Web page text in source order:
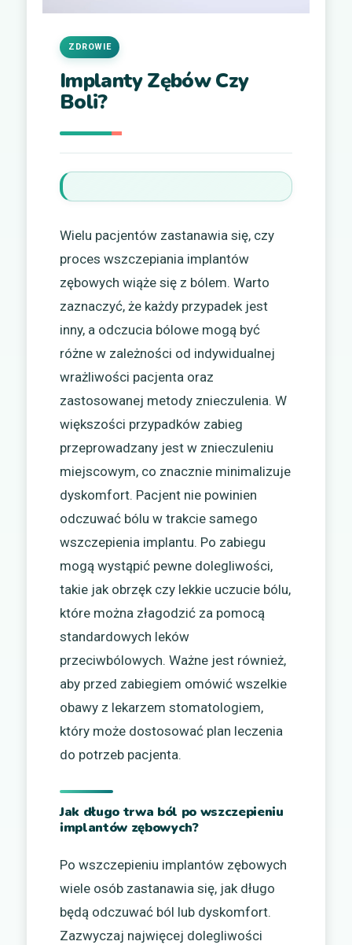
Implanty Zębów Czy
Boli?
ZDROWIE
Wielu pacjentów zastanawia się, czy
proces wszczepiania implantów
zębowych wiąże się z bólem. Warto
zaznaczyć, że każdy przypadek jest
inny, a odczucia bólowe mogą być
różne w zależności od indywidualnej
wrażliwości pacjenta oraz
zastosowanej metody znieczulenia. W
większości przypadków zabieg
przeprowadzany jest w znieczuleniu
miejscowym, co znacznie minimalizuje
dyskomfort. Pacjent nie powinien
odczuwać bólu w trakcie samego
wszczepienia implantu. Po zabiegu
mogą wystąpić pewne dolegliwości,
takie jak obrzęk czy lekkie uczucie bólu,
które można złagodzić za pomocą
standardowych leków
przeciwbólowych. Ważne jest również,
aby przed zabiegiem omówić wszelkie
obawy z lekarzem stomatologiem,
który może dostosować plan leczenia
do potrzeb pacjenta.
Jak długo trwa ból po wszczepieniu
implantów zębowych?
Po wszczepieniu implantów zębowych
wiele osób zastanawia się, jak długo
będą odczuwać ból lub dyskomfort.
Zazwyczaj najwięcej dolegliwości